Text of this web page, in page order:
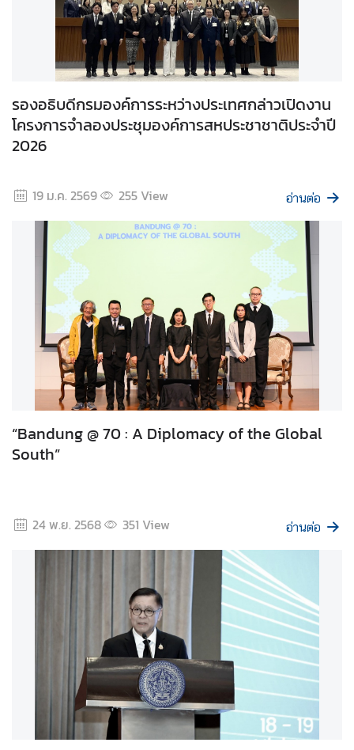
ะ
ช
า
พั
น
ธ์
ป
ร
ะ
ก
ะ
อื่
ติ
รองอธิบดีกรมองค์การระหว่างประเทศกล่าวเปิดงาน
โครงการจำลองประชุมองค์การสหประชาชาติประจำปี
2026
19 ม.ค. 2569 255View อ่านต่อ
“Bandung @ 70 : A Diplomacy of the Global
South”
24 พ.ย. 2568 351 View อ่านต่อ